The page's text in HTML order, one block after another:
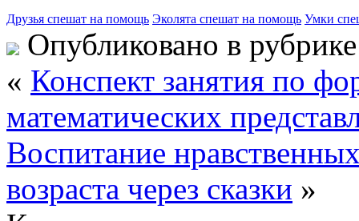
Друзья спешат на помощь Эколята спешат на помощь Умки
Опубликовано в
« Конспект занятия по
математических
Воспитание
возраста через сказки »